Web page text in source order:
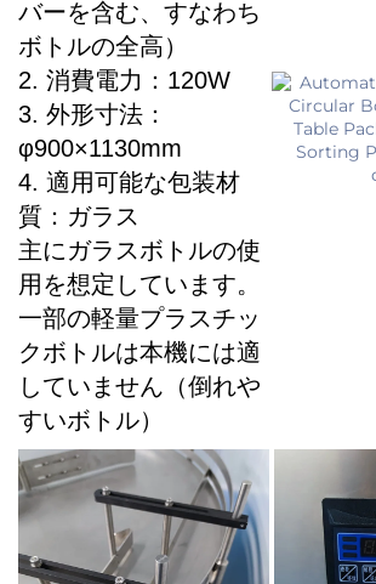
バーを含む、すなわち
ボトルの全高）
2. 消費電力：120W
3. 外形寸法：
φ900×1130mm
4. 適用可能な包装材
質：ガラス
主にガラスボトルの使
用を想定しています。
一部の軽量プラスチッ
クボトルは本機には適
していません（倒れや
すいボトル）